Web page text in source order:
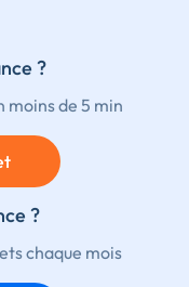
?
moins de 5 min
?
chaque mois